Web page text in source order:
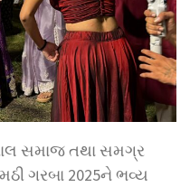
સમાજ તથા સમગ્ર
ગરબા 2025ને ભવ્ય